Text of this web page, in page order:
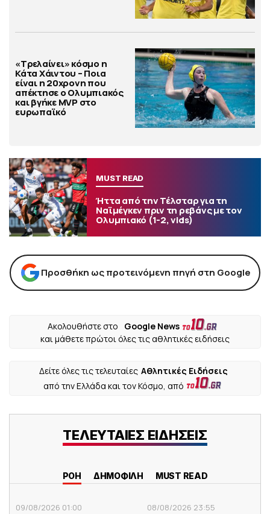
«Τρελαίνει» κόσμο η
Κάτα Χάιντου – Ποια
είναι η 20χρονη που
απέκτησε ο Ολυμπιακός
και βγήκε MVP στο
ευρωπαϊκό
MUST READ
Ήττα από την Τέλσταρ για τη
Ναϊμέγκεν πριν τη ρεβάνς με τον
Ολυμπιακό (1-2, vids)
Προσθήκη ως προτεινόμενη πηγή στη Google
Ακολουθήστε στο
Google News
και μάθετε πρώτοι όλες τις αθλητικές ειδήσεις
Δείτε όλες τις τελευταίες Αθλητικές Ειδήσεις
από την Ελλάδα και τον Κόσμο, από
ΤΕΛΕΥΤΑΙΕΣ ΕΙΔΗΣΕΙΣ
ΡΟΗ ΔΗΜΟΦΙΛΗ MUST READ
09/08/2026 01:00 08/08/2026 23:55